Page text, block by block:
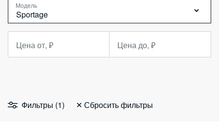
Модель
Sportage
Цена от, ₽ Цена до, ₽
Фильтры (1) Сбросить фильтры